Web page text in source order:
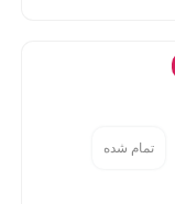
تمام شده